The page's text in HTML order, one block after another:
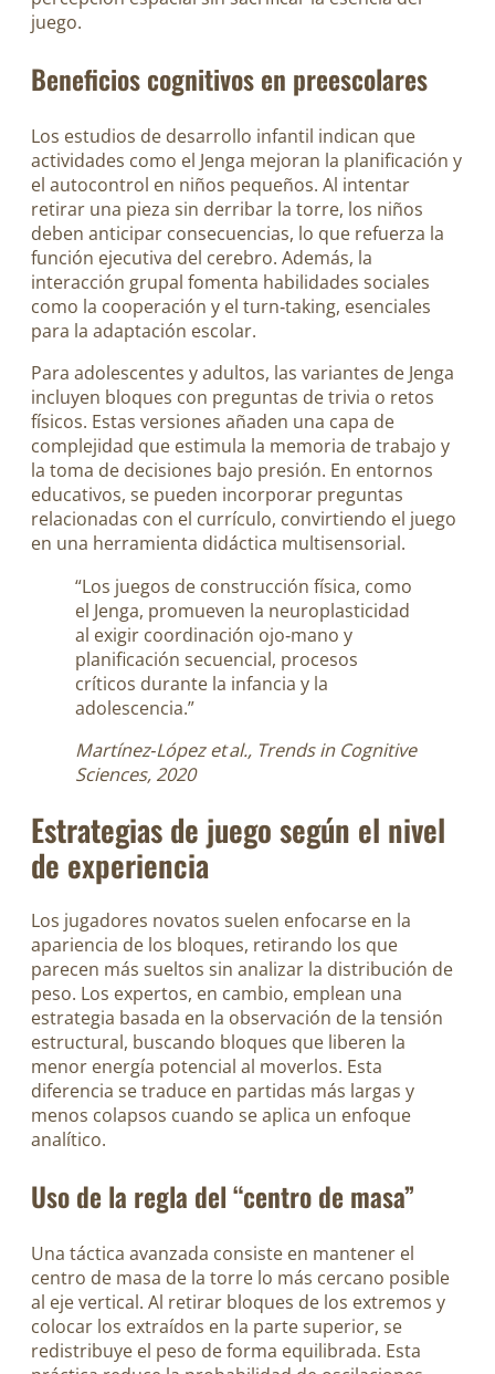
juego.
Beneficios cognitivos en preescolares
Los estudios de desarrollo infantil indican que
actividades como el Jenga mejoran la planificación y
el autocontrol en niños pequeños. Al intentar
retirar una pieza sin derribar la torre, los niños
deben anticipar consecuencias, lo que refuerza la
función ejecutiva del cerebro. Además, la
interacción grupal fomenta habilidades sociales
como la cooperación y el turn‑taking, esenciales
para la adaptación escolar.
Para adolescentes y adultos, las variantes de Jenga
incluyen bloques con preguntas de trivia o retos
físicos. Estas versiones añaden una capa de
complejidad que estimula la memoria de trabajo y
la toma de decisiones bajo presión. En entornos
educativos, se pueden incorporar preguntas
relacionadas con el currículo, convirtiendo el juego
en una herramienta didáctica multisensorial.
“Los juegos de construcción física, como
el Jenga, promueven la neuroplasticidad
al exigir coordinación ojo‑mano y
planificación secuencial, procesos
críticos durante la infancia y la
adolescencia.”
Martínez‑López et al., Trends in Cognitive
Sciences, 2020
Estrategias de juego según el nivel
de experiencia
Los jugadores novatos suelen enfocarse en la
apariencia de los bloques, retirando los que
parecen más sueltos sin analizar la distribución de
peso. Los expertos, en cambio, emplean una
estrategia basada en la observación de la tensión
estructural, buscando bloques que liberen la
menor energía potencial al moverlos. Esta
diferencia se traduce en partidas más largas y
menos colapsos cuando se aplica un enfoque
analítico.
Uso de la regla del “centro de masa”
Una táctica avanzada consiste en mantener el
centro de masa de la torre lo más cercano posible
al eje vertical. Al retirar bloques de los extremos y
colocar los extraídos en la parte superior, se
redistribuye el peso de forma equilibrada. Esta